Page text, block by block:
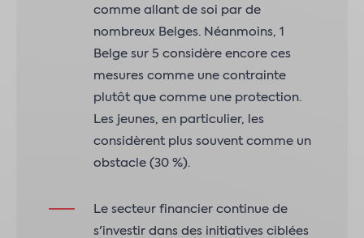
comme allant de soi par de
nombreux Belges. Néanmoins, 1
Belge sur 5 considère encore ces
mesures comme une contrainte
plutôt que comme une protection.
Les jeunes, en particulier, les
considèrent plus souvent comme un
obstacle (30 %).
Le secteur financier continue de
s'investir dans des initiatives ciblées